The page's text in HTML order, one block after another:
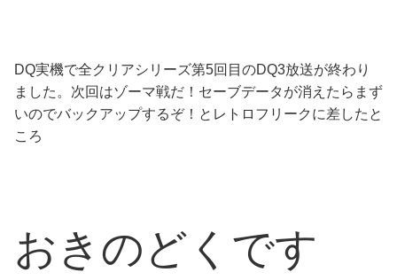
DQ実機で全クリアシリーズ第5回目のDQ3放送が終わり
ました。次回はゾーマ戦だ！セーブデータが消えたらまず
いのでバックアップするぞ！とレトロフリークに差したと
ころ
おきのどくです